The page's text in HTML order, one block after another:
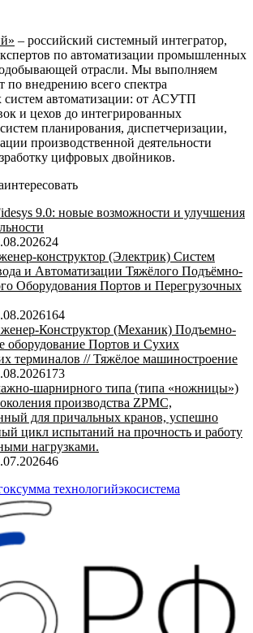
– российский системный интегратор,
по автоматизации промышленных
отрасли. Мы выполняем
по внедрению всего спектра
систем автоматизации: от АСУТП
и цехов до интегрированных
планирования, диспетчеризации,
производственной деятельности
цифровых двойников.
9.0: новые возможности и улучшения
24
конструктор (Электрик) Систем
и Автоматизации Тяжёлого Подъёмно-
Оборудования Портов и Перегрузочных
164
Конструктор (Механик) Подъемно-
оборудование Портов и Сухих
терминалов // Тяжёлое машиностроение
173
шарнирного типа (типа «ножницы»)
производства ZPMC,
для причальных кранов, успешно
цикл испытаний на прочность и работу
нагрузками.
46
сумма технологийэкосистема